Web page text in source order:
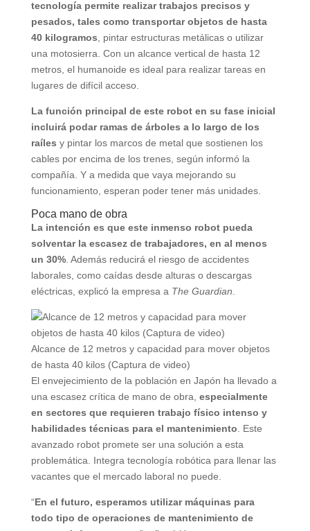
tecnología permite realizar trabajos precisos y
pesados, tales como transportar objetos de hasta
40 kilogramos , pintar estructuras metálicas o utilizar
una motosierra. Con un alcance vertical de hasta 12
metros, el humanoide es ideal para realizar tareas en
lugares de difícil acceso.
La función principal de este robot en su fase inicial
incluirá podar ramas de árboles a lo largo de los
raíles y pintar los marcos de metal que sostienen los
cables por encima de los trenes, según informó la
compañía. Y a medida que vaya mejorando su
funcionamiento, esperan poder tener más unidades.
Poca mano de obra
La intención es que este inmenso robot pueda
solventar la escasez de trabajadores, en al menos
un 30%. Además reducirá el riesgo de accidentes
laborales, como caídas desde alturas o descargas
eléctricas, explicó la empresa a The Guardian
Alcance de 12 metros y capacidad para mover objetos
de hasta 40 kilos (Captura de video)
El envejecimiento de la población en Japón ha llevado a
una escasez crítica de mano de obra, especialmente
en sectores que requieren trabajo físico intenso y
habilidades técnicas para el mantenimiento . Este
avanzado robot promete ser una solución a esta
problemática. Integra tecnología robótica para llenar las
vacantes que el mercado laboral no puede.
“En el futuro, esperamos utilizar máquinas para
todo tipo de operaciones de mantenimiento de